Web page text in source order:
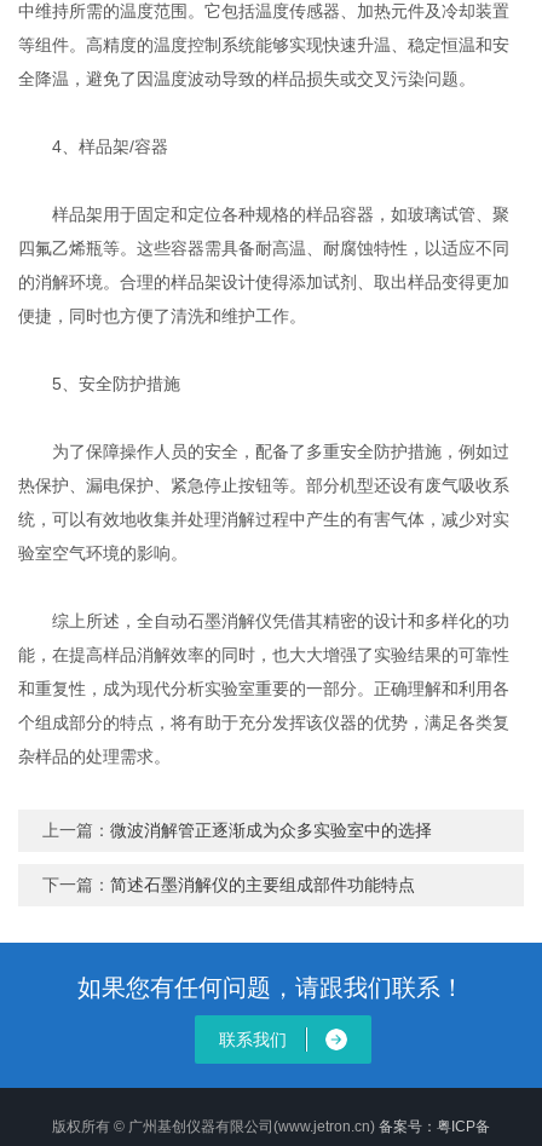
中维持所需的温度范围。它包括温度传感器、加热元件及冷却装置
等组件。高精度的温度控制系统能够实现快速升温、稳定恒温和安
全降温，避免了因温度波动导致的样品损失或交叉污染问题。
4、样品架/容器
样品架用于固定和定位各种规格的样品容器，如玻璃试管、聚
四氟乙烯瓶等。这些容器需具备耐高温、耐腐蚀特性，以适应不同
的消解环境。合理的样品架设计使得添加试剂、取出样品变得更加
便捷，同时也方便了清洗和维护工作。
5、安全防护措施
为了保障操作人员的安全，配备了多重安全防护措施，例如过
热保护、漏电保护、紧急停止按钮等。部分机型还设有废气吸收系
统，可以有效地收集并处理消解过程中产生的有害气体，减少对实
验室空气环境的影响。
综上所述，全自动石墨消解仪凭借其精密的设计和多样化的功
能，在提高样品消解效率的同时，也大大增强了实验结果的可靠性
和重复性，成为现代分析实验室重要的一部分。正确理解和利用各
个组成部分的特点，将有助于充分发挥该仪器的优势，满足各类复
杂样品的处理需求。
上一篇：微波消解管正逐渐成为众多实验室中的选择
下一篇：简述石墨消解仪的主要组成部件功能特点
如果您有任何问题，请跟我们联系！
联系我们
版权所有 © 广州基创仪器有限公司(www.jetron.cn) 备案号：粤ICP备